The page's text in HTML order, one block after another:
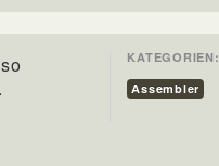
KATEGORIEN:
Assembler